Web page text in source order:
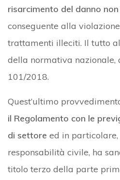
risarcimento del danno
conseguente alla
trattamenti illeciti. Il tutto
della normativa nazionale,
101/2018.
Quest’ultimo
il Regolamento con le
di settore ed in
responsabilità civile, ha
titolo terzo della parte